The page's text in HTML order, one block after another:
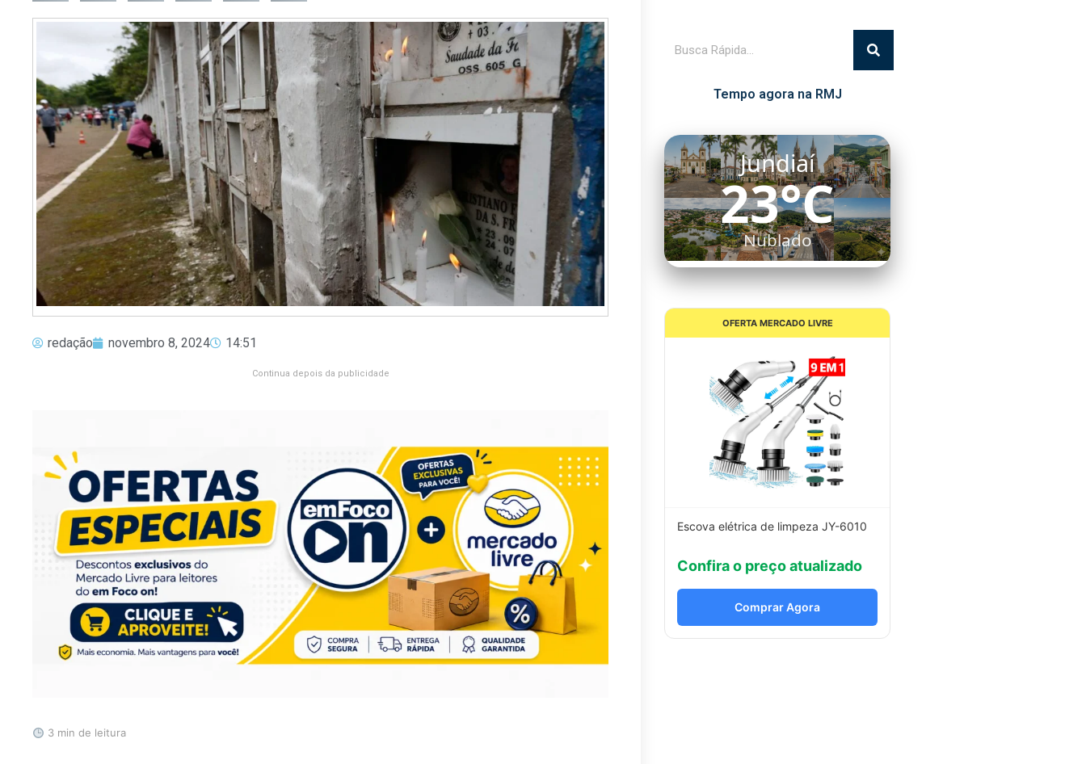
redação novembro 8, 2024 14:51
Continua depois da publicidade
3 min de leitura
Tempo agora na RMJ
Jundiaí
23°C
Nublado
OFERTA MERCADO LIVRE
Escova elétrica de limpeza JY-6010
Confira o preço atualizado
Comprar Agora